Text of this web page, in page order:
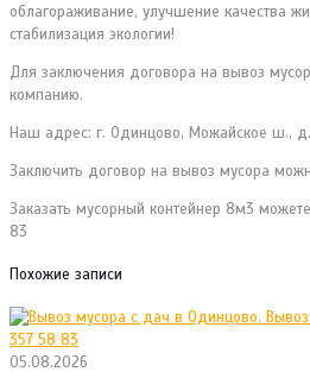
облагораживание, улучшение качества
стабилизация экологии!
Для заключения договора на вывоз
компанию.
Наш адрес: г. Одинцово, Можайское ш.,
Заключить договор на вывоз мусора
Заказать мусорный контейнер 8м3
83
Похожие записи
05.08.2026